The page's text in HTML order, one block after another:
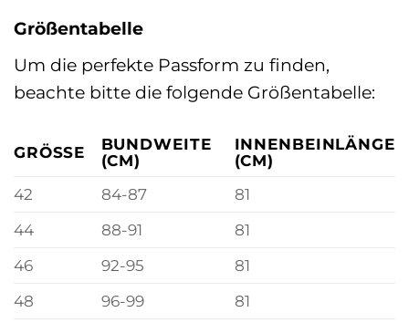
Größentabelle
Um die perfekte Passform zu finden,
beachte bitte die folgende Größentabelle:
GRÖSSE
BUNDWEITE
(CM)
INNENBEINLÄNGE
(CM)
42
84-87
81
44
88-91
81
46
92-95
81
48
96-99
81